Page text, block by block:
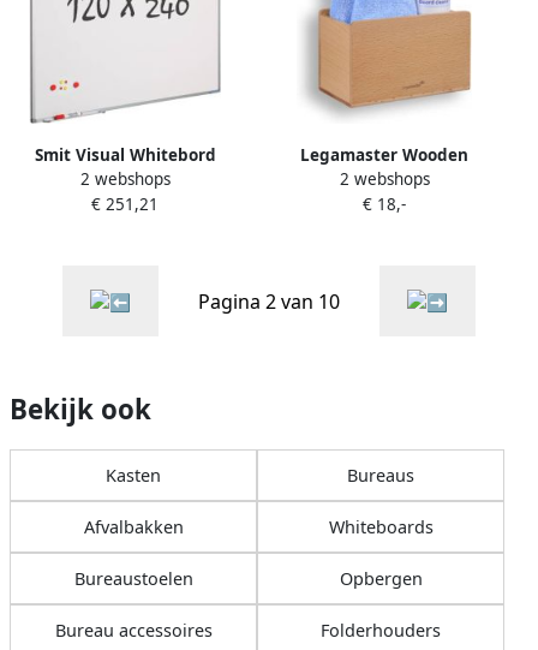
Smit Visual Whitebord
120x240 cm Softline profiel
8mm gelakt staal wit
2 webshops
€ 251,21
Legamaster Wooden
magnetische accessoire
houder voor whiteboards
2 webshops
€ 18,-
Pagina 2 van 10
Bekijk ook
Kasten Bureaus
Afvalbakken Whiteboards
Bureaustoelen Opbergen
Bureau accessoires Folderhouders